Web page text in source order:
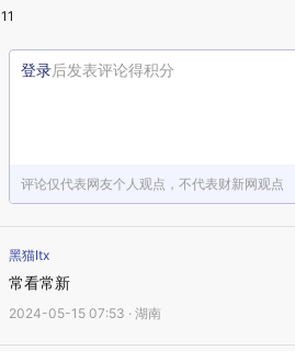
11
登录后发表评论得积分
评论仅代表网友个人观点，不代表财新网观点
黑猫Itx
常看常新
2024-05-15 07:53 · 湖南